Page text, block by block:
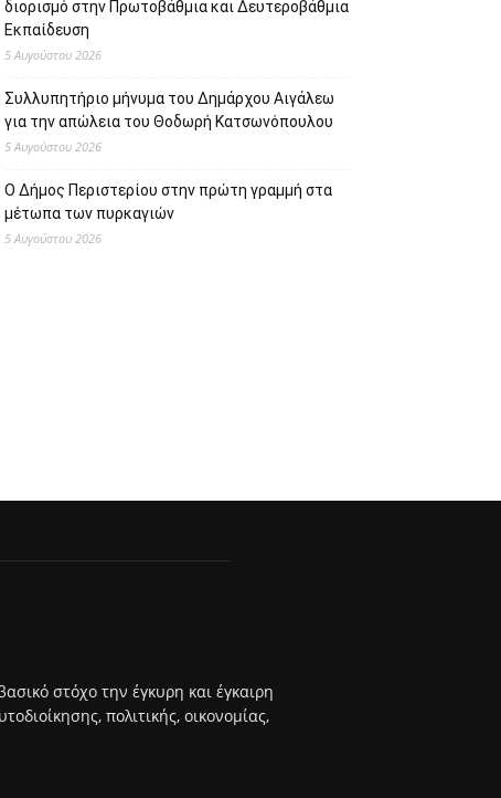
διορισμό στην Πρωτοβάθμια και Δευτεροβάθμια
Εκπαίδευση
5 Αυγούστου 2026
Συλλυπητήριο μήνυμα του Δημάρχου Αιγάλεω
για την απώλεια του Θοδωρή Κατσωνόπουλου
5 Αυγούστου 2026
Ο Δήμος Περιστερίου στην πρώτη γραμμή στα
μέτωπα των πυρκαγιών
5 Αυγούστου 2026
στόχο την έγκυρη και έγκαιρη
πολιτικής, οικονομίας,